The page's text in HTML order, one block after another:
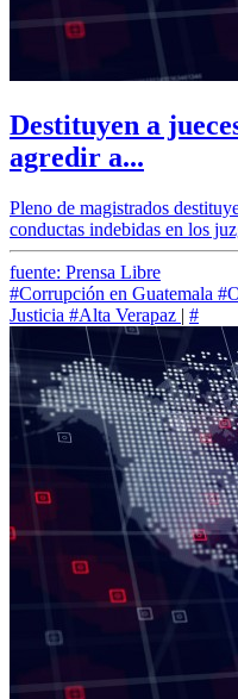
Destituyen a
agredir a...
Pleno de magistrados
conductas indebidas en los
fuente: Prensa Libre
#Corrupción en Guatemala
Justicia #Alta Verapaz | #